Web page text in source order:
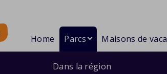
Home Parcs Maisons de
Dans la région